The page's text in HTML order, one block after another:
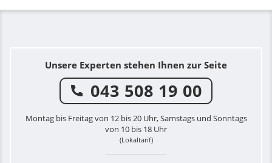
Unsere Experten stehen Ihnen zur Seite
043 508 19 00
Montag bis Freitag von 12 bis 20 Uhr, Samstags und Sonntags
von 10 bis 18 Uhr
(Lokaltarif)